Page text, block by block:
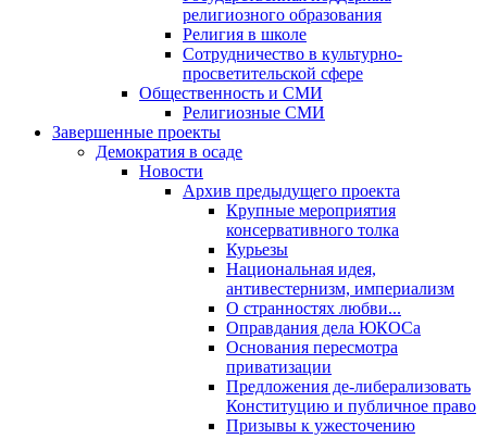
религиозного образования
Религия в школе
Сотрудничество в культурно-
просветительской сфере
Общественность и СМИ
Религиозные СМИ
Завершенные проекты
Демократия в осаде
Новости
Архив предыдущего проекта
Крупные мероприятия
консервативного толка
Курьезы
Национальная идея,
антивестернизм, империализм
О странностях любви...
Оправдания дела ЮКОСа
Основания пересмотра
приватизации
Предложения де-либерализовать
Конституцию и публичное право
Призывы к ужесточению